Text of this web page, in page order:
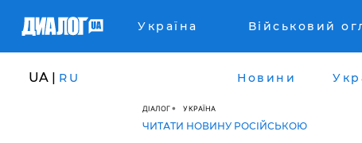
Україна Військовий
UA | RU Новини
ДІАЛОГ УКРАЇНА
ЧИТАТИ НОВИНУ РОСІЙСЬКОЮ